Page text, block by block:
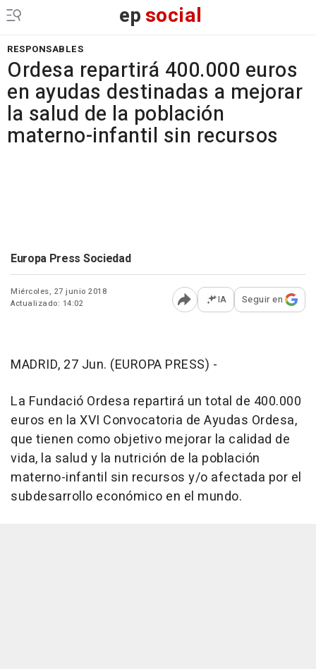
epsocial
RESPONSABLES
Ordesa repartirá 400.000 euros
en ayudas destinadas a mejorar
la salud de la población
materno-infantil sin recursos
Europa Press Sociedad
Miércoles, 27 junio 2018
Actualizado: 14:02
Abrir opciones para
IA Seguir en
MADRID, 27 Jun. (EUROPA PRESS) -
La Fundació Ordesa repartirá un total de 400.000
euros en la XVI Convocatoria de Ayudas Ordesa,
que tienen como objetivo mejorar la calidad de
vida, la salud y la nutrición de la población
materno-infantil sin recursos y/o afectada por el
subdesarrollo económico en el mundo.